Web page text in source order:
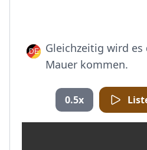
Gleichzeitig wird
Mauer kommen.
0.5x